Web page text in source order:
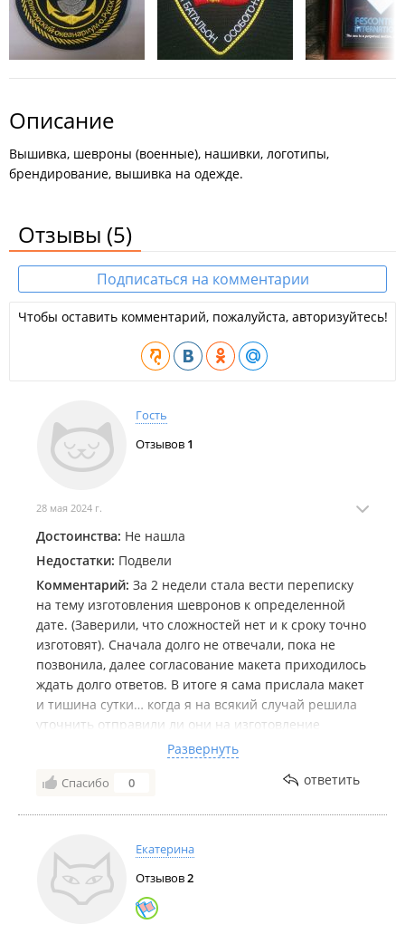
Описание
Вышивка, шевроны (военные), нашивки, логотипы,
брендирование, вышивка на одежде.
Отзывы (5)
Подписаться на комментарии
Чтобы оставить комментарий, пожалуйста, авторизуйтесь!
Гость
Отзывов 1
28 мая 2024 г.
Достоинства: Не нашла
Недостатки: Подвели
Комментарий: За 2 недели стала вести переписку
на тему изготовления шевронов к определенной
дате. (Заверили, что сложностей нет и к сроку точно
изготовят). Сначала долго не отвечали, пока не
позвонила, далее согласование макета приходилось
ждать долго ответов. В итоге я сама прислала макет
и тишина сутки… когда я на всякий случай решила
уточнить отправили ли они на изготовление
макеты, мне пришел ответ: мы не сделаем к этой
дате!… и перестали отвечать…
Клиентоориентированность на 0! Просто подвели
Развернуть
Спасибо 0 ответить
Екатерина
Отзывов2